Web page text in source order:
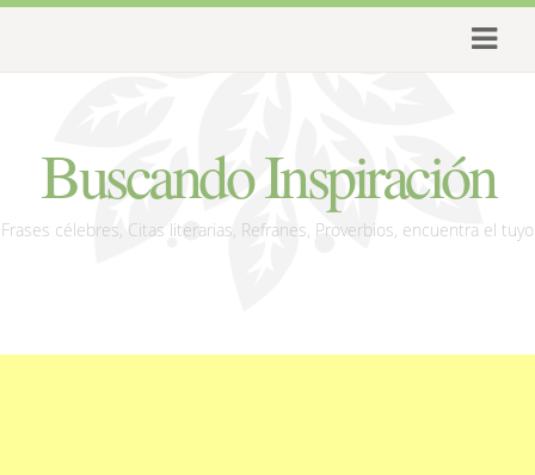
Buscando Inspiración
Frases célebres, Citas literarias, Refranes, Proverbios, encuentra el tuyo